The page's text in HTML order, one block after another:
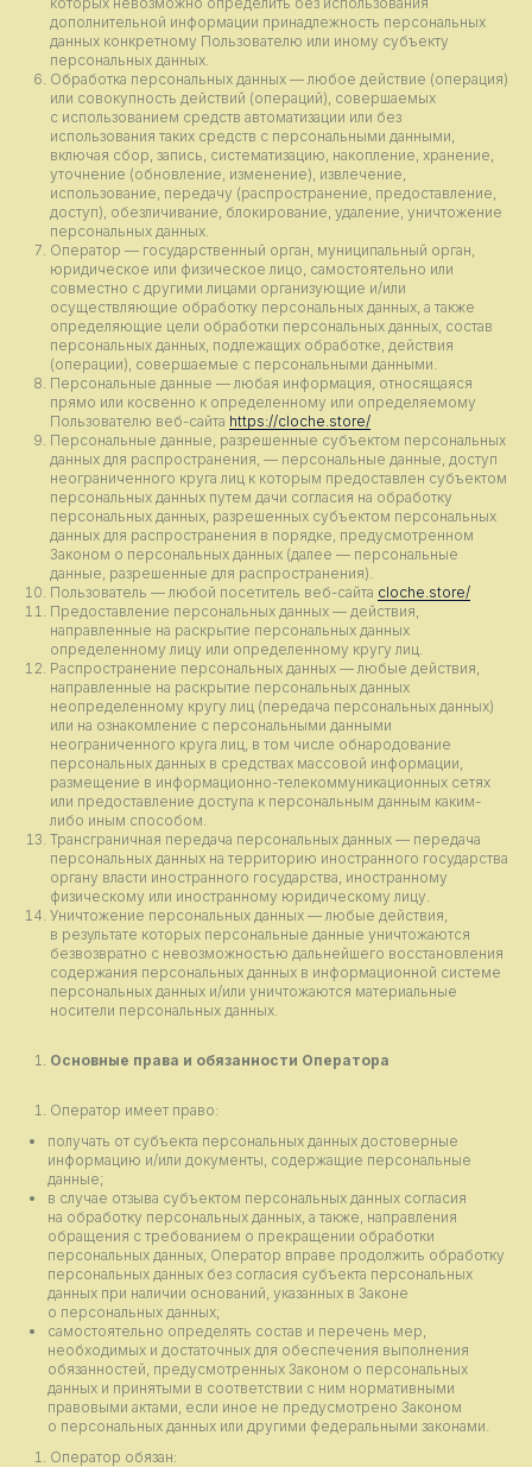
дополнительной информации принадлежность персональных
данных конкретному Пользователю или иному субъекту
персональных данных.
Обработка персональных данных — любое действие (операция)
или совокупность действий (операций), совершаемых
с использованием средств автоматизации или без
использования таких средств с персональными данными,
включая сбор, запись, систематизацию, накопление, хранение,
уточнение (обновление, изменение), извлечение,
использование, передачу (распространение, предоставление,
доступ), обезличивание, блокирование, удаление, уничтожение
персональных данных.
Оператор — государственный орган, муниципальный орган,
юридическое или физическое лицо, самостоятельно или
совместно с другими лицами организующие и/или
осуществляющие обработку персональных данных, а также
определяющие цели обработки персональных данных, состав
персональных данных, подлежащих обработке, действия
(операции), совершаемые с персональными данными.
Персональные данные — любая информация, относящаяся
прямо или косвенно к определенному или определяемому
Пользователю веб-сайта https://cloche.store/
Персональные данные, разрешенные субъектом персональных
данных для распространения, — персональные данные, доступ
неограниченного круга лиц к которым предоставлен субъектом
персональных данных путем дачи согласия на обработку
персональных данных, разрешенных субъектом персональных
данных для распространения в порядке, предусмотренном
Законом о персональных данных (далее — персональные
данные, разрешенные для распространения).
Пользователь — любой посетитель веб-сайта cloche.store/
Предоставление персональных данных — действия,
направленные на раскрытие персональных данных
определенному лицу или определенному кругу лиц.
Распространение персональных данных — любые действия,
направленные на раскрытие персональных данных
неопределенному кругу лиц (передача персональных данных)
или на ознакомление с персональными данными
неограниченного круга лиц, в том числе обнародование
персональных данных в средствах массовой информации,
размещение в информационно-телекоммуникационных сетях
или предоставление доступа к персональным данным каким-
либо иным способом.
Трансграничная передача персональных данных — передача
персональных данных на территорию иностранного государства
органу власти иностранного государства, иностранному
физическому или иностранному юридическому лицу.
Уничтожение персональных данных — любые действия,
в результате которых персональные данные уничтожаются
безвозвратно с невозможностью дальнейшего восстановления
содержания персональных данных в информационной системе
персональных данных и/или уничтожаются материальные
носители персональных данных.
Основные права и обязанности Оператора
Оператор имеет право:
получать от субъекта персональных данных достоверные
информацию и/или документы, содержащие персональные
данные;
в случае отзыва субъектом персональных данных согласия
на обработку персональных данных, а также, направления
обращения с требованием о прекращении обработки
персональных данных, Оператор вправе продолжить обработку
персональных данных без согласия субъекта персональных
данных при наличии оснований, указанных в Законе
о персональных данных;
самостоятельно определять состав и перечень мер,
необходимых и достаточных для обеспечения выполнения
обязанностей, предусмотренных Законом о персональных
данных и принятыми в соответствии с ним нормативными
правовыми актами, если иное не предусмотрено Законом
о персональных данных или другими федеральными законами.
Оператор обязан: